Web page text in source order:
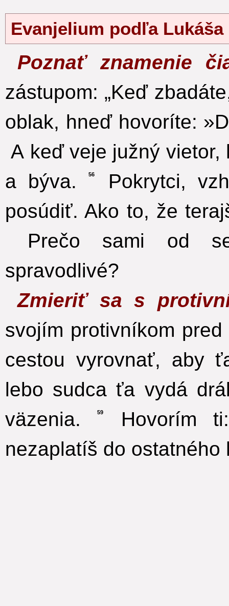
Evanjelium podľa
Poznať znamenie
zástupom: „Keď
oblak, hneď hovoríte:
A keď veje južný
a býva.
56
Pokrytci,
posúdiť. Ako to, že
Prečo sami od
spravodlivé?
Zmieriť sa s
svojím protivníkom
cestou vyrovnať, aby
lebo sudca ťa vydá
väzenia.
59
Hovorím
nezaplatíš do ostatného